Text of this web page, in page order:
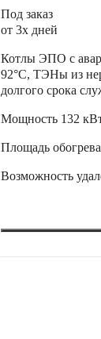
Под заказ
от 3х дней
Котлы ЭПО с
92°C, ТЭНы из
долгого срока
Мощность 132
Площадь обогрева
Возможность